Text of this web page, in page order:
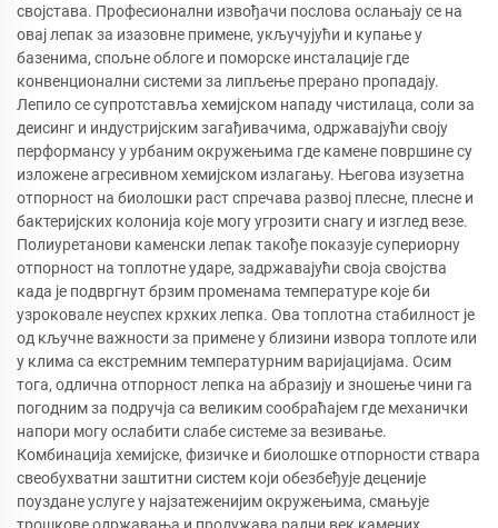
својстава. Професионални извођачи послова ослањају се на
овај лепак за изазовне примене, укључујући и купање у
базенима, спољне облоге и поморске инсталације где
конвенционални системи за липљење прерано пропадају.
Лепило се супротставља хемијском нападу чистилаца, соли за
деисинг и индустријским загађивачима, одржавајући своју
перформансу у урбаним окружењима где камене површине су
изложене агресивном хемијском излагању. Његова изузетна
отпорност на биолошки раст спречава развој плесне, плесне и
бактеријских колонија које могу угрозити снагу и изглед везе.
Полиуретанови каменски лепак такође показује супериорну
отпорност на топлотне ударе, задржавајући своја својства
када је подвргнут брзим променама температуре које би
узроковале неуспех крхких лепка. Ова топлотна стабилност је
од кључне важности за примене у близини извора топлоте или
у клима са екстремним температурним варијацијама. Осим
тога, одлична отпорност лепка на абразију и зношење чини га
погодним за подручја са великим сообраћајем где механички
напори могу ослабити слабе системе за везивање.
Комбинација хемијске, физичке и биолошке отпорности ствара
свеобухватни заштитни систем који обезбеђује деценије
поуздане услуге у најзатеженијим окружењима, смањује
трошкове одржавања и продужава радни век камених